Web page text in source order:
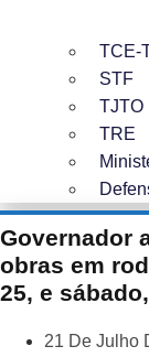
TCE-
STF
TJTO
TRE
Governador
obras em
25, e
21 De Julho